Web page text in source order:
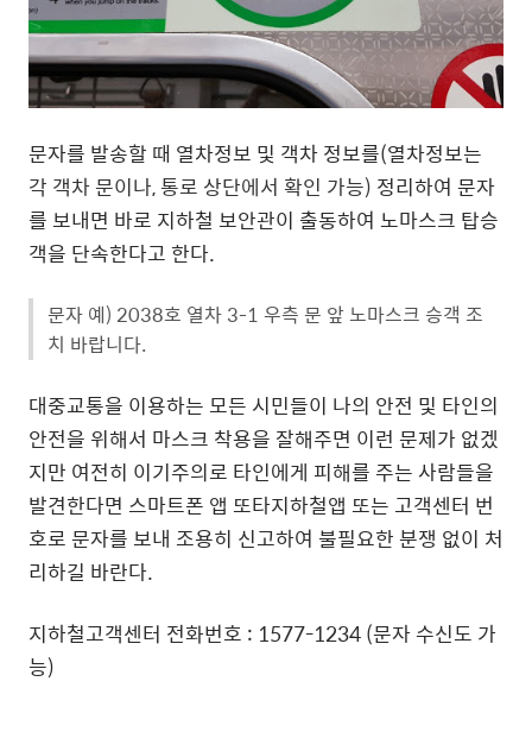
문자를 발송할 때 열차정보 및 객차 정보를(열차정보는
각 객차 문이나, 통로 상단에서 확인 가능) 정리하여 문자
를 보내면 바로 지하철 보안관이 출동하여 노마스크 탑승
객을 단속한다고 한다.
문자 예) 2038호 열차 3-1 우측 문 앞 노마스크 승객 조
치 바랍니다.
대중교통을 이용하는 모든 시민들이 나의 안전 및 타인의
안전을 위해서 마스크 착용을 잘해주면 이런 문제가 없겠
지만 여전히 이기주의로 타인에게 피해를 주는 사람들을
발견한다면 스마트폰 앱 또타지하철앱 또는 고객센터 번
호로 문자를 보내 조용히 신고하여 불필요한 분쟁 없이 처
리하길 바란다.
지하철고객센터 전화번호 : 1577-1234 (문자 수신도 가
능)